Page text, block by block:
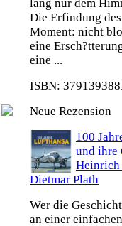
lang nur dem
Die Erfindung
Moment: nicht
eine
eine ...
ISBN:
Neue Rezension
100
und ihre
Heinrich
Dietmar Plath
Wer die
an einer